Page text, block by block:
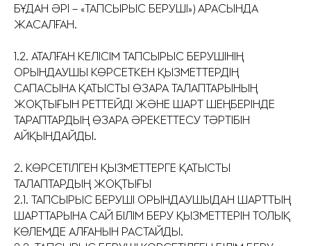
БҰДАН ӘРІ – «ТАПСЫРЫС БЕРУШІ») АРАСЫНДА
ЖАСАЛҒАН.
1.2. АТАЛҒАН КЕЛІСІМ ТАПСЫРЫС БЕРУШІНІҢ
ОРЫНДАУШЫ КӨРСЕТКЕН ҚЫЗМЕТТЕРДІҢ
САПАСЫНА ҚАТЫСТЫ ӨЗАРА ТАЛАПТАРЫНЫҢ
ЖОҚТЫҒЫН РЕТТЕЙДІ ЖӘНЕ ШАРТ ШЕҢБЕРІНДЕ
ТАРАПТАРДЫҢ ӨЗАРА ӘРЕКЕТТЕСУ ТӘРТІБІН
АЙҚЫНДАЙДЫ.
2. КӨРСЕТІЛГЕН ҚЫЗМЕТТЕРГЕ ҚАТЫСТЫ
ТАЛАПТАРДЫҢ ЖОҚТЫҒЫ
2.1. ТАПСЫРЫС БЕРУШІ ОРЫНДАУШЫДАН ШАРТТЫҢ
ШАРТТАРЫНА САЙ БІЛІМ БЕРУ ҚЫЗМЕТТЕРІН ТОЛЫҚ
КӨЛЕМДЕ АЛҒАНЫН РАСТАЙДЫ.